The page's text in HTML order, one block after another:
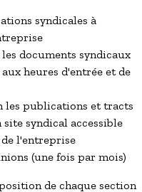
syndicales à
documents syndicaux
heures d'entrée et de
les publications et tracts
syndical accessible
l'entreprise
(une fois par mois)
de chaque section